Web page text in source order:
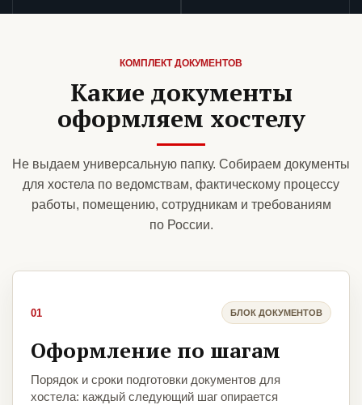
КОМПЛЕКТ ДОКУМЕНТОВ
Какие документы
оформляем хостелу
Не выдаем универсальную папку. Собираем документы
для хостела по ведомствам, фактическому процессу
работы, помещению, сотрудникам и требованиям
по России.
01 БЛОК ДОКУМЕНТОВ
Оформление по шагам
Порядок и сроки подготовки документов для
хостела: каждый следующий шаг опирается